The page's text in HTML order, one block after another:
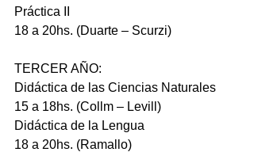
Práctica II
18 a 20hs. (Duarte – Scurzi)
TERCER AÑO:
Didáctica de las Ciencias Naturales
15 a 18hs. (Collm – Levill)
Didáctica de la Lengua
18 a 20hs. (Ramallo)